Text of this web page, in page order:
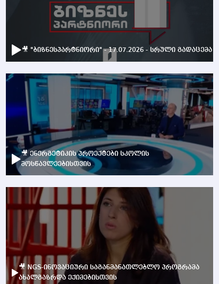
🎥 "ბიზნესპარტნიორი" - 17.07.2026 - სრული გადაცემა
🎥 ენერგეტიკის პროექტები სკოლის
მოსწავლეებისთვის
🎥 NGS-ინოვაციური საგანმანათლებლო პროგრამა
ახალგაზრდა ექიმებისთვის